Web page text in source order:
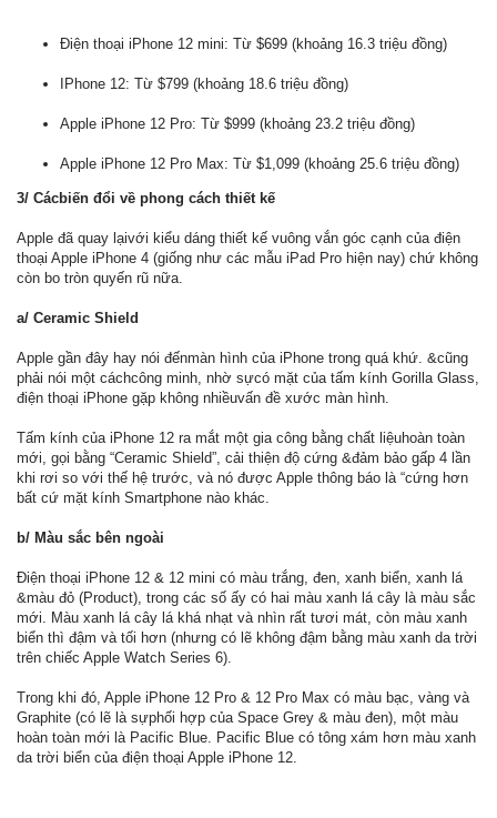
Điện thoại iPhone 12 mini: Từ $699 (khoảng 16.3 triệu đồng)
IPhone 12: Từ $799 (khoảng 18.6 triệu đồng)
Apple iPhone 12 Pro: Từ $999 (khoảng 23.2 triệu đồng)
Apple iPhone 12 Pro Max: Từ $1,099 (khoảng 25.6 triệu đồng)
3/ Cácbiến đổi về phong cách thiết kế
Apple đã quay lạivới kiểu dáng thiết kế vuông vắn góc cạnh của điện
thoại Apple iPhone 4 (giống như các mẫu iPad Pro hiện nay) chứ không
còn bo tròn quyến rũ nữa.
a/ Ceramic Shield
Apple gần đây hay nói đếnmàn hình của iPhone trong quá khứ. &cũng
phải nói một cáchcông minh, nhờ sựcó mặt của tấm kính Gorilla Glass,
điện thoại iPhone gặp không nhiềuvấn đề xước màn hình.
Tấm kính của iPhone 12 ra mắt một gia công bằng chất liệuhoàn toàn
mới, gọi bằng “Ceramic Shield”, cải thiện độ cứng &đảm bảo gấp 4 lần
khi rơi so với thế hệ trước, và nó được Apple thông báo là “cứng hơn
bất cứ mặt kính Smartphone nào khác.
b/ Màu sắc bên ngoài
Điện thoại iPhone 12 & 12 mini có màu trắng, đen, xanh biển, xanh lá
&màu đỏ (Product), trong các số ấy có hai màu xanh lá cây là màu sắc
mới. Màu xanh lá cây lá khá nhạt và nhìn rất tươi mát, còn màu xanh
biển thì đậm và tối hơn (nhưng có lẽ không đậm bằng màu xanh da trời
trên chiếc Apple Watch Series 6).
Trong khi đó, Apple iPhone 12 Pro & 12 Pro Max có màu bạc, vàng và
Graphite (có lẽ là sựphối hợp của Space Grey & màu đen), một màu
hoàn toàn mới là Pacific Blue. Pacific Blue có tông xám hơn màu xanh
da trời biển của điện thoại Apple iPhone 12.